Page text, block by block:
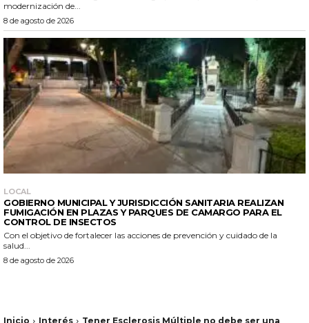
modernización de...
8 de agosto de 2026
LOCAL
GOBIERNO MUNICIPAL Y JURISDICCIÓN SANITARIA REALIZAN
FUMIGACIÓN EN PLAZAS Y PARQUES DE CAMARGO PARA EL
CONTROL DE INSECTOS
Con el objetivo de fortalecer las acciones de prevención y cuidado de la
salud...
8 de agosto de 2026